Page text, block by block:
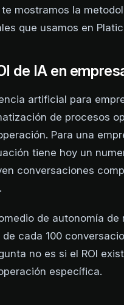
mostramos la
que usamos en
de IA en
artificial para
de procesos
Para una
tiene hoy un
conversaciones
de autonomía
cada 100
no es si el ROI
específica.